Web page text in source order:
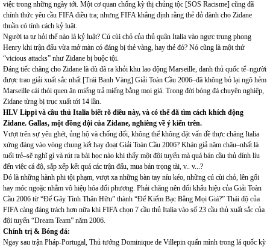
việc trong những ngày tới. Một cơ quan chống kỳ thị chủng tộc [SOS Racisme] cũng đã
chính thức yêu cầu FIFA điều tra; nhưng FIFA khẳng định rằng thẻ đỏ dành cho Zidane
thuần có tính cách kỷ luật.
Người ta tự hỏi thế nào là kỷ luật? Cú cùi chỏ của thủ quân Italia vào ngực trung phong
Henry khi trận đấu vừa mở màn có đáng bị thẻ vàng, hay thẻ đỏ? Nó cũng là một thứ
“vicious attacks” như Zidane bị buộc tội.
Đáng tiếc chăng cho Zidane là dù đã ra khỏi khu lao động Marseille, danh thủ quốc tế–người
được trao giải xuất sắc nhất [Trái Banh Vàng] Giải Toàn Cầu 2006–đã không bỏ lại ngõ hẻm
Marseille cái thói quen ăn miếng trả miếng bằng mọi giá. Trong đời bóng đá chuyên nghiệp,
Zidane từng bị trục xuất tới 14 lần.
HLV Lippi và cầu thủ Italia biết rõ điều này, và có thể đã tìm cách khích động
Zidane. Gallas, một đồng đội của Zidane, nghiêng về ý kiến trên.
Vượt trên sự yêu ghét, ủng hộ và chống đối, không thể không đặt vấn đề thực chăng Italia
xứng đáng vào vòng chung kết hay đoạt Giải Toàn Cầu 2006? Khán giả năm châu–nhất là
tuổi trẻ–sẽ nghĩ gì và rút ra bài học nào khi thấy một đội tuyển mà quá bán cầu thủ dính líu
đến việc cá độ, sắp xếp kết quả các trận đấu, mua bán trọng tài, v.. v...?
Đó là những hành phi tội phạm, vượt xa những bàn tay níu kéo, những cú cùi chỏ, lên gối
hay móc ngoặc nhằm vô hiệụ hóa đối phương. Phải chăng nên đổi khẩu hiệu của Giải Toàn
Cầu 2006 từ “Để Gây Tình Thân Hữu” thành “Để Kiếm Bạc Bằng Mọi Giá?” Thái độ của
FIFA càng đáng trách hơn nữa khi FIFA chọn 7 cầu thủ Italia vào số 23 cầu thủ xuất sắc của
đội tuyển “Dream Team” năm 2006.
Chính trị & Bóng đá:
Ngay sau trận Pháp-Portugal, Thủ tướng Dominique de Villepin quấn mình trong lá quốc kỳ